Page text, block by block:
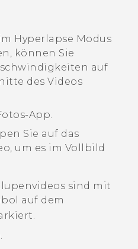
Hyperlapse Modus
können Sie
auf
des Videos
-App.
Sie auf das
um es im Vollbild
sind mit
auf dem